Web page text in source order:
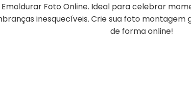
Emoldurar Foto Online. Ideal para celebrar
inesquecíveis. Crie sua foto montagem
de forma online!